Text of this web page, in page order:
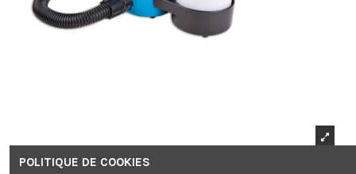
POLITIQUE DE COOKIES